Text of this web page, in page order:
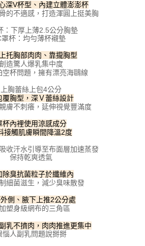
，請瀏覽以下網址：
徵得法定代理人或監護人之同意方可使用
經同意申辦者引起之損失，本公司不負相關責
」時，將依據個別帳號之用戶狀況，依本公司即
；若仍有額度不足之情形，本公司將視審查結果
權停止該用戶之使用額度並採取法律行動。
深V杯型、內建立體澎澎杯
的不適感，打造渾圓上挺美胸
：下厚上薄2.5公分胸墊
罩杯：均勻薄杯襯墊
托胸部肉肉、靠攏胸型
造驚人爆乳集中度
空杯問題，擁有漂亮海鷗線
上胸蕾絲上包4公分
覆胸型，深Ｖ蕾絲設計
膚不刺癢，延伸視覺豐滿度
杯內裡使用涼感成分
接觸肌膚瞬間降溫2度
收汗水引導至布面層加速蒸發
保持乾爽透氣
除臭抗菌粒子於纖維內
細菌滋生，減少臭味散發
側、腋下上推2公分處
塑身級網布的三角區
乳不擠肉，肉肉推進更集中
惱人副乳問題說掰掰